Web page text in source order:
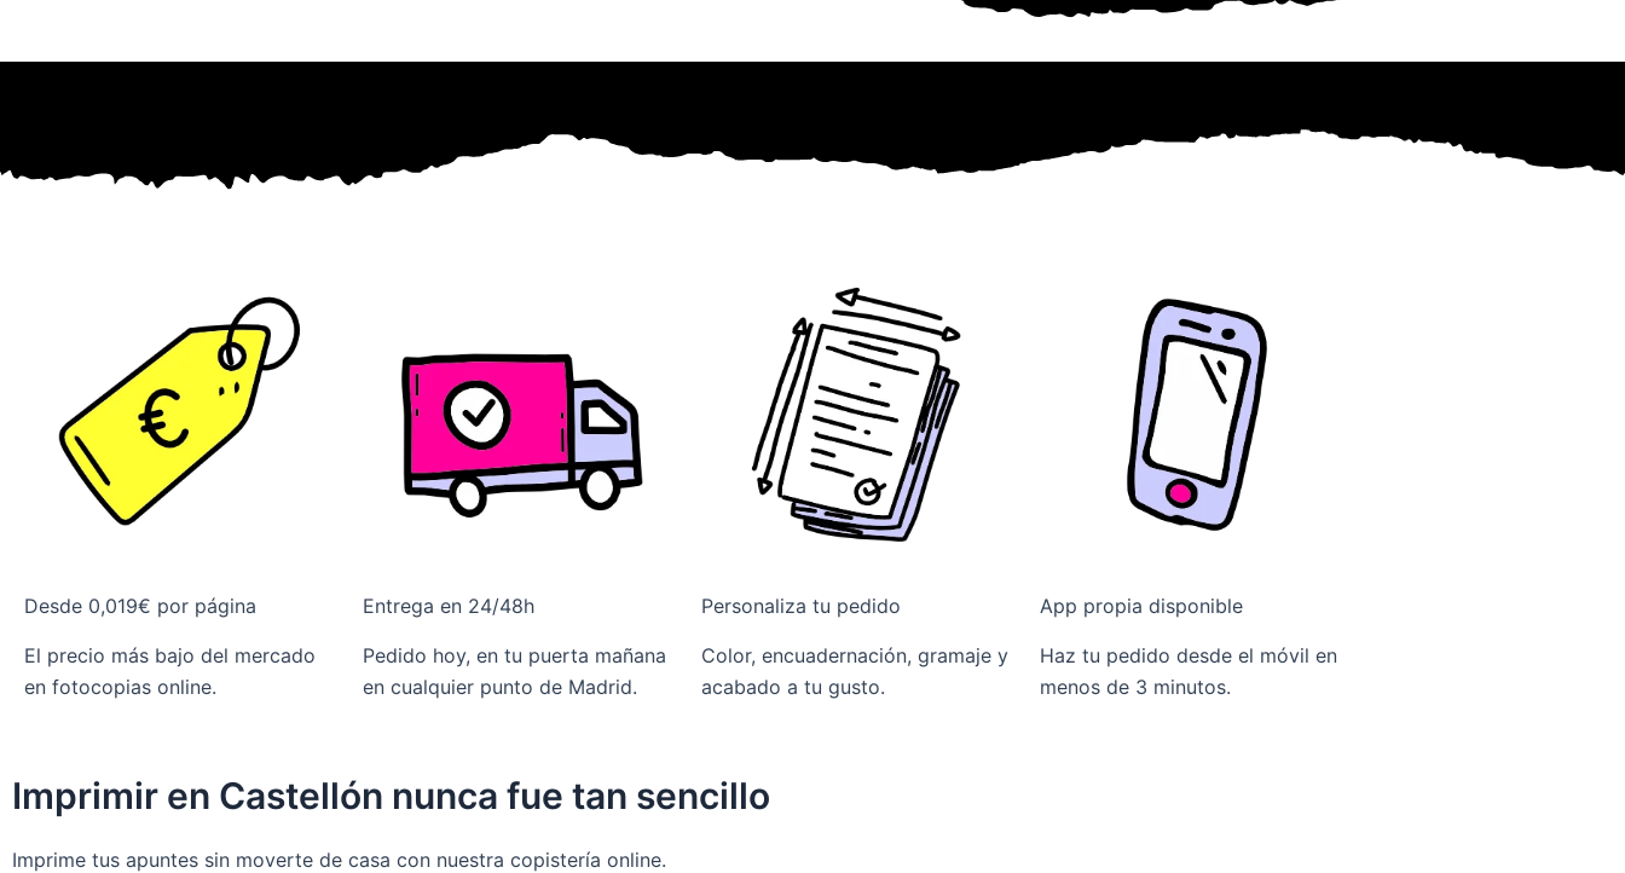
Desde 0,019€ por página
El precio más bajo del mercado
en fotocopias online.
Entrega en 24/48h
Pedido hoy, en tu puerta mañana
en cualquier punto de Madrid.
Personaliza tu pedido
Color, encuadernación, gramaje y
acabado a tu gusto.
App propia disponible
Haz tu pedido desde el móvil en
menos de 3 minutos.
Imprimir en Castellón nunca fue tan sencillo
Imprime tus apuntes sin moverte de casa con nuestra copistería online.